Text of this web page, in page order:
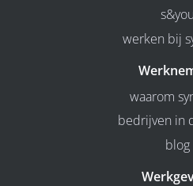
s&you
werken bij
waarom
bedrijven in
blog